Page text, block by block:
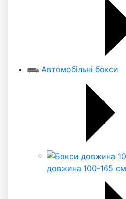
Автомобільні бокси
довжина 100-165 см